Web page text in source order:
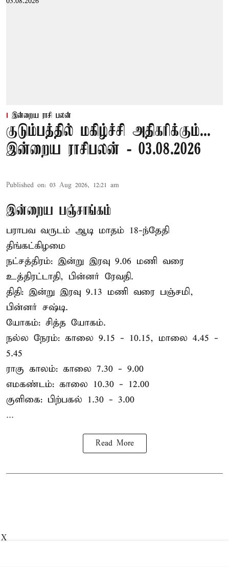
இன்றைய ராசி பலன்
குடும்பத்தில் மகிழ்ச்சி அதிகரிக்கும்...
இன்றைய ராசிபலன் - 03.08.2026
Published on: 03 Aug 2026, 12:21 am
இன்றைய பஞ்சாங்கம்
பராபவ வருடம் ஆடி மாதம் 18-ந்தேதி
திங்கட்கிழமை
நட்சத்திரம்: இன்று இரவு 9.06 மணி வரை
உத்திரட்டாதி, பின்னர் ரேவதி.
திதி: இன்று இரவு 9.13 மணி வரை பஞ்சமி,
பின்னர் சஷ்டி.
யோகம்: சித்த யோகம்.
நல்ல நேரம்: காலை 9.15 - 10.15, மாலை 4.45 -
5.45
ராகு காலம்: காலை 7.30 - 9.00
எமகண்டம்: காலை 10.30 - 12.00
குளிகை: பிற்பகல் 1.30 - 3.00
...
Read More
X